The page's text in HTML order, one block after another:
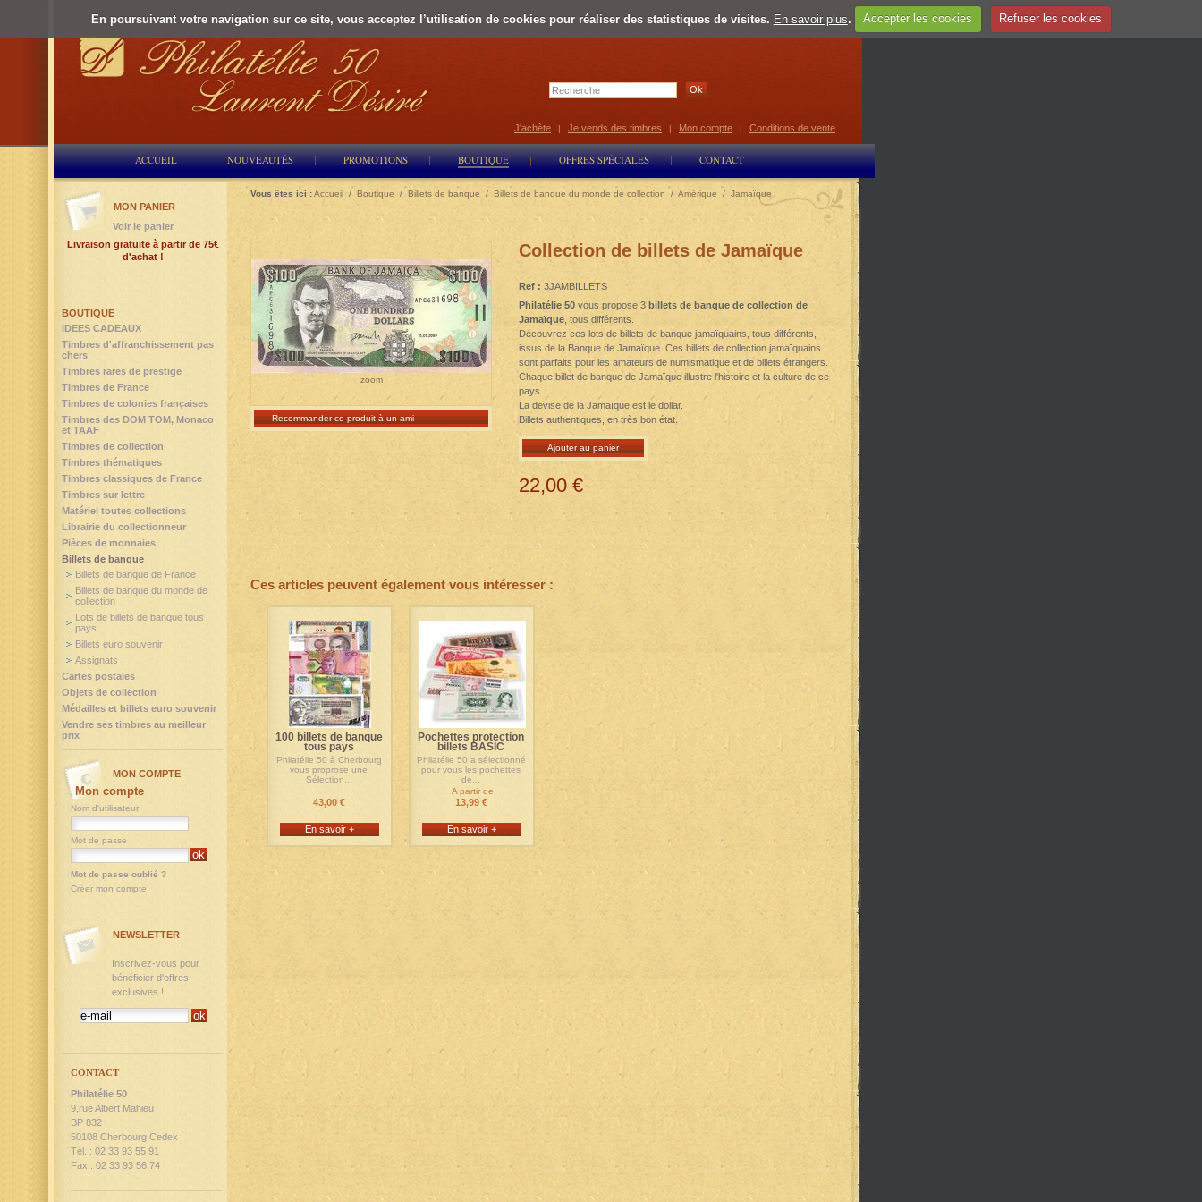
En poursuivant votre navigation sur ce site, vous acceptez l’utilisation de cookies pour réaliser des statistiques de visites. En savoir plus. Accepter les cookies Refuser les cookies
Select Language ▼
ACCUEIL NOUVEAUTÉS PROMOTIONS BOUTIQUE OFFRES SPÉCIALES CONTACT
J'achète | Je vends des timbres | Mon compte | Conditions de vente
Vous êtes ici :Accueil / Boutique / Billets de banque / Billets de banque du monde de collection / Amérique / Jamaïque
zoom
Recommander ce produit à un ami
Collection de billets de Jamaïque
Ref : 3JAMBILLETS
Philatélie 50 vous propose 3 billets de banque de collection de
Jamaïque , tous différents.
Découvrez ces lots de billets de banque jamaïquains, tous différents,
issus de la Banque de Jamaïque. Ces billets de collection jamaïquains
sont parfaits pour les amateurs de numismatique et de billets étrangers.
Chaque billet de banque de Jamaïque illustre l'histoire et la culture de ce
pays.
La devise de la Jamaïque est le dollar.
Billets authentiques, en très bon état.
Ajouter au panier
22,00 €
Ces articles peuvent également vous intéresser :
100 billets de banque
tous pays
Philatélie 50 à Cherbourg
vous proprose une
Sélection...
43,00 €
En savoir +
Pochettes protection
billets BASIC
Philatélie 50 a sélectionné
pour vous les pochettes
de...
A partir de
13,99 €
En savoir +
BOUTIQUE
IDEES CADEAUX
Timbres d'affranchissement pas
chers
Timbres rares de prestige
Timbres de France
Timbres de colonies françaises
Timbres des DOM TOM, Monaco
et TAAF
Timbres de collection
Timbres thématiques
Timbres classiques de France
Timbres sur lettre
Matériel toutes collections
Librairie du collectionneur
Pièces de monnaies
Billets de banque
Billets de banque de France
Billets de banque du monde de
collection
Lots de billets de banque tous
pays
Billets euro souvenir
Assignats
Cartes postales
Objets de collection
Médailles et billets euro souvenir
Vendre ses timbres au meilleur
prix
MON PANIER
Voir le panier
Livraison gratuite à partir de 75€
d'achat !
MON COMPTE
Mon compte
Nom d'utilisateur
Mot de passe
Mot de passe oublié ?
Créer mon compte
NEWSLETTER
Inscrivez-vous pour
bénéficier d'offres
exclusives !
CONTACT
Philatélie 50
9,rue Albert Mahieu
BP 832
50108 Cherbourg Cedex
Tél. : 02 33 93 55 91
Fax : 02 33 93 56 74